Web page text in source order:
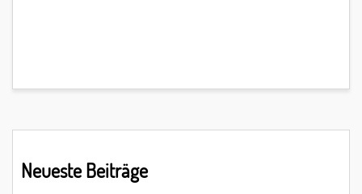
Sidebar
Neueste Beiträge